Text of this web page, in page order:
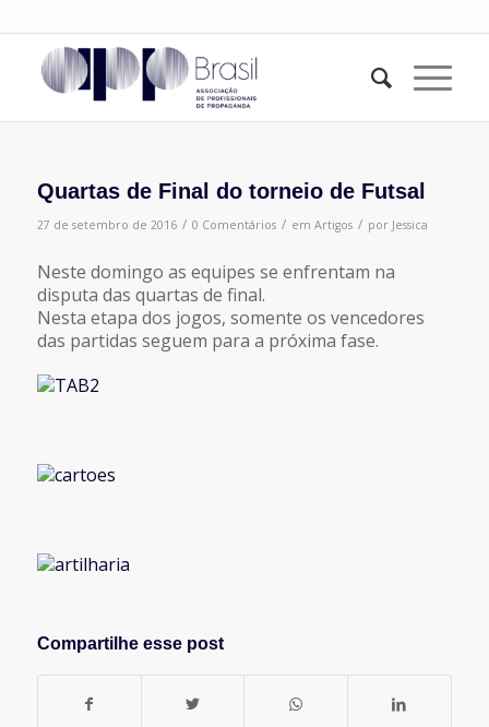
Quartas de Final do torneio de Futsal
27 de setembro de 2016 / 0 Comentários / em Artigos / por Jessica
Neste domingo as equipes se enfrentam na
disputa das quartas de final.
Nesta etapa dos jogos, somente os vencedores
das partidas seguem para a próxima fase.
Compartilhe esse post